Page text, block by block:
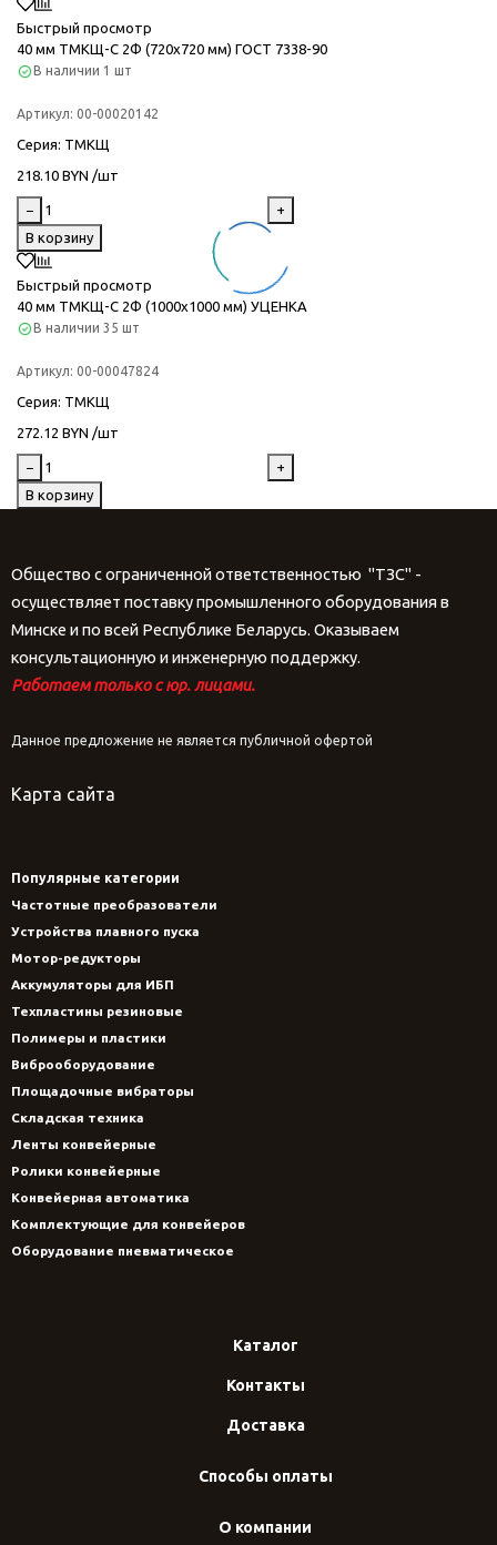
Быстрый просмотр
40 мм ТМКЩ-C 2Ф (720х720 мм) ГОСТ 7338-90
В наличии 1 шт
Артикул: 00-00020142
Серия: ТМКЩ
218.10 BYN /шт
−
+
В корзину
Быстрый просмотр
40 мм ТМКЩ-C 2Ф (1000х1000 мм) УЦЕНКА
В наличии 35 шт
Артикул: 00-00047824
Серия: ТМКЩ
272.12 BYN /шт
−
+
В корзину
Общество с ограниченной ответственностью "ТЗС" -
осуществляет поставку промышленного оборудования в
Минске и по всей Республике Беларусь. Оказываем
консультационную и инженерную поддержку.
Работаем только с юр. лицами.
Данное предложение не является публичной офертой
Карта сайта
Популярные категории
Частотные преобразователи
Устройства плавного пуска
Мотор-редукторы
Аккумуляторы для ИБП
Техпластины резиновые
Полимеры и пластики
Виброоборудование
Площадочные вибраторы
Складская техника
Ленты конвейерные
Ролики конвейерные
Конвейерная автоматика
Комплектующие для конвейеров
Оборудование пневматическое
Каталог
Контакты
Доставка
Способы оплаты
О компании